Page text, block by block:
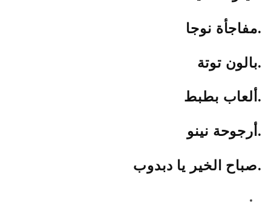
مفاجأة نوجا.
بالون توتة.
ألعاب بطبط.
أرجوحة نينو.
صباح الخير يا دبدوب.